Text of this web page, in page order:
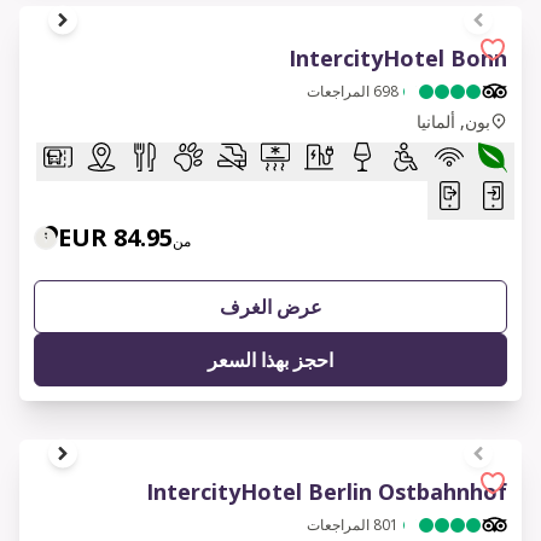
1 of 7
IntercityHotel Bonn
698 المراجعات
بون, ألمانيا
من84.95 EUR
عرض الغرف
احجز بهذا السعر
1 of 6
IntercityHotel Berlin Ostbahnhof
801 المراجعات